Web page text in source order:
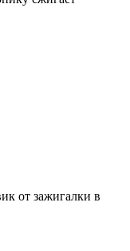
от зажигалки в